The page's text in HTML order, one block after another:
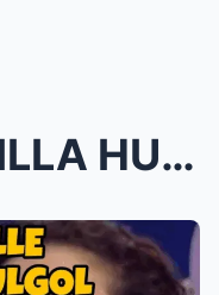
KARYLLE PADILLA HUMAGULGOL MATAPOS ITONG MANGYARI ...